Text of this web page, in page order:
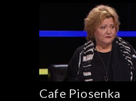
Cafe Piosenka